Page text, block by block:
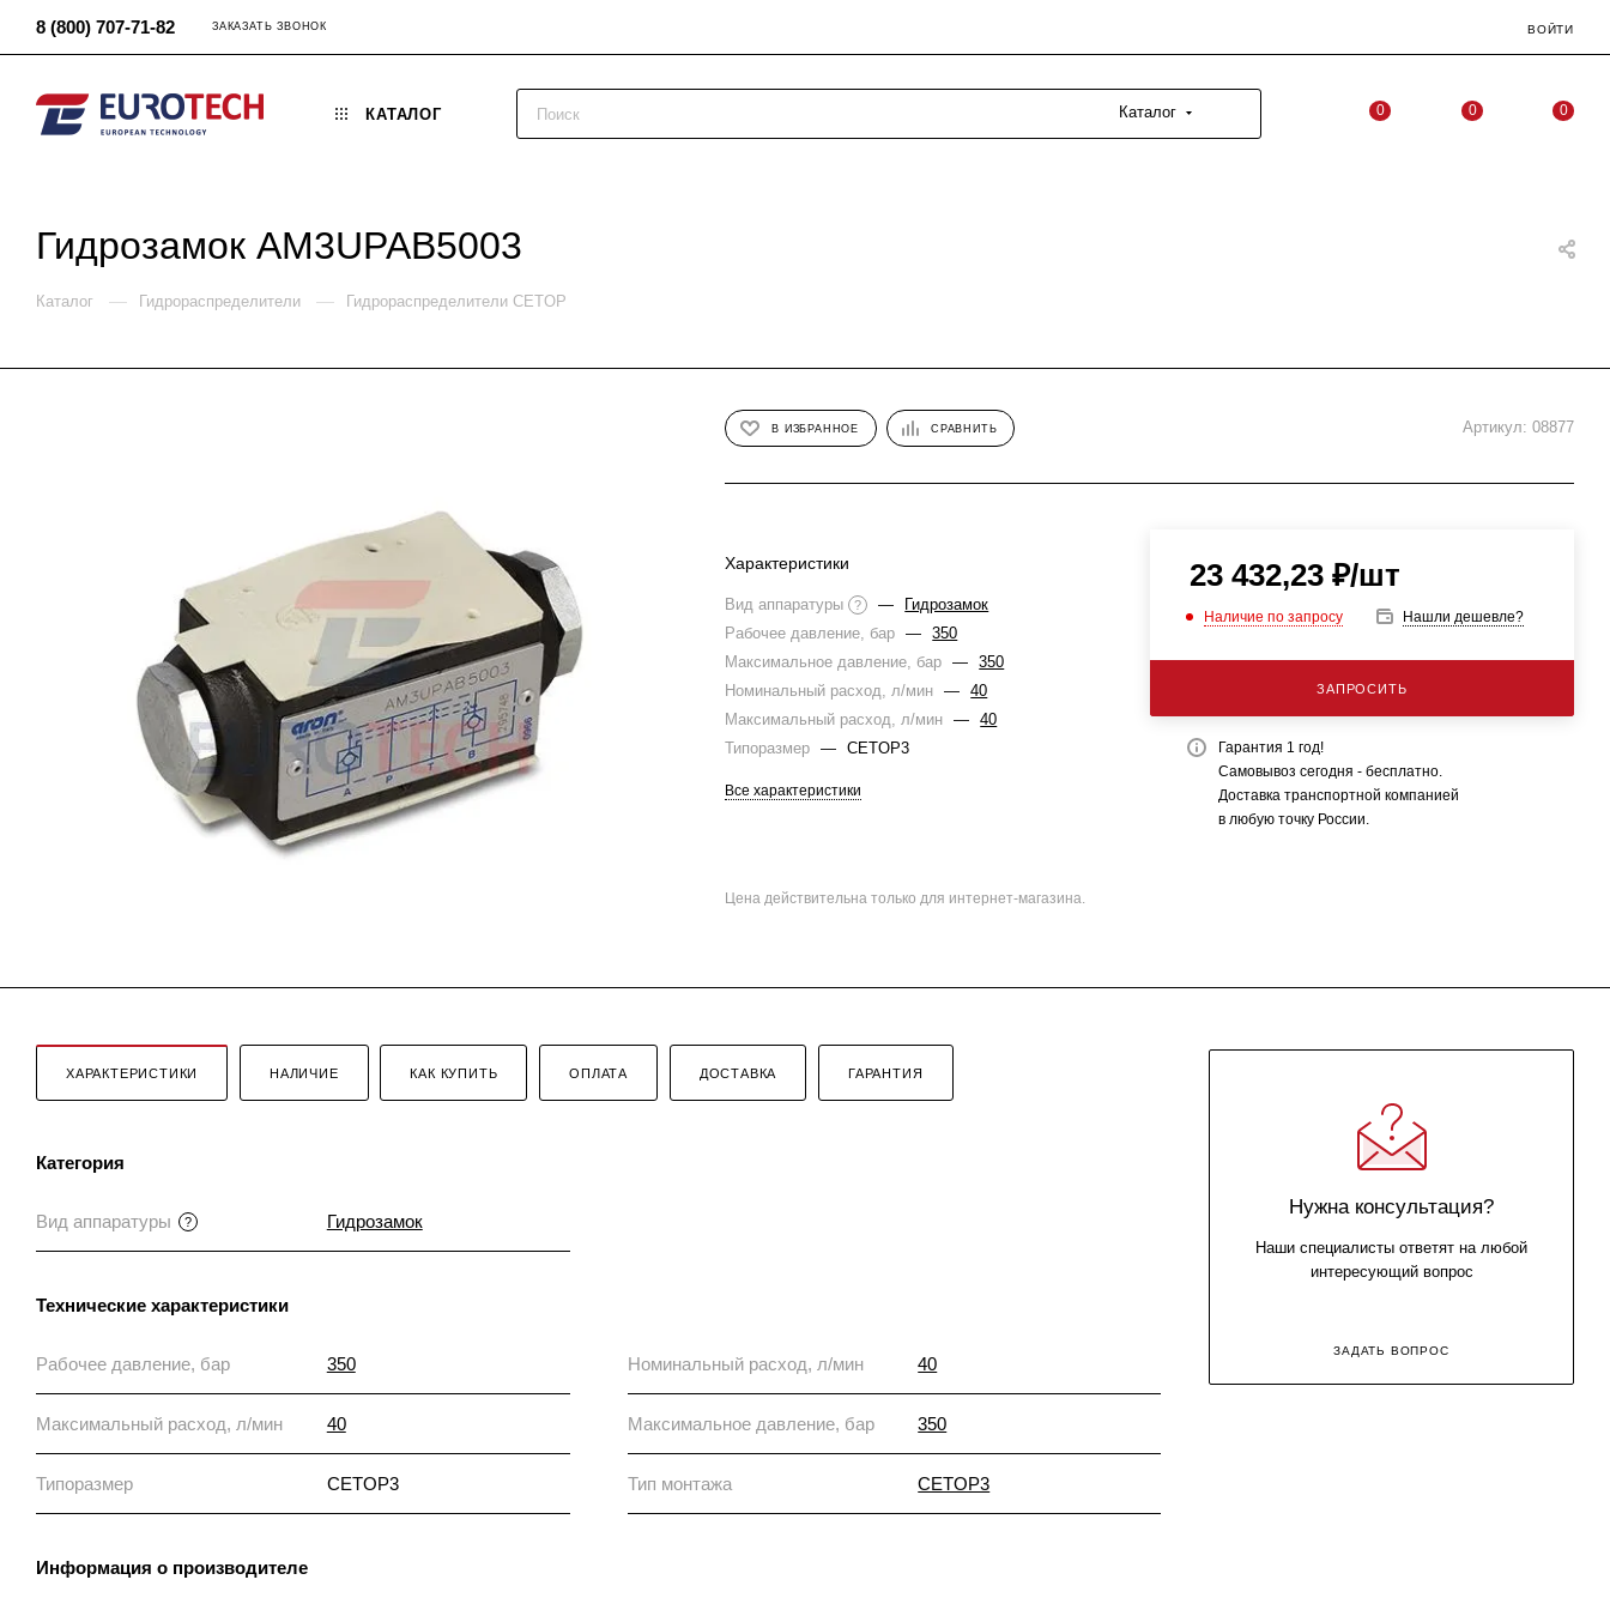
8 (800) 707-71-82 ЗАКАЗАТЬ ЗВОНОК ВОЙТИ
КАТАЛОГ Каталог 0 0 0
Гидрозамок AM3UPAB5003
Каталог — Гидрораспределители — Гидрораспределители CETOP
В ИЗБРАННОЕ СРАВНИТЬ Артикул: 08877
Характеристики
Вид аппаратуры ? —
Гидрозамок
Рабочее давление, бар
—
350
Максимальное давление, бар
—
350
Номинальный расход, л/мин
—
40
Максимальный расход, л/мин
—
40
Типоразмер
— CETOP3
Все характеристики
23 432,23₽/шт
Наличие по запросу Нашли дешевле?
ЗАПРОСИТЬ
Гарантия 1 год!
Самовывоз сегодня - бесплатно.
Доставка транспортной компанией
в любую точку России.
Цена действительна только для интернет-магазина.
ХАРАКТЕРИСТИКИ НАЛИЧИЕ КАК КУПИТЬ ОПЛАТА ДОСТАВКА ГАРАНТИЯ
Категория
Вид аппаратуры ? Гидрозамок
Технические характеристики
Рабочее давление, бар 350 Номинальный расход, л/мин 40
Максимальный расход, л/мин 40 Максимальное давление, бар 350
Типоразмер CETOP3 Тип монтажа CETOP3
Информация о производителе
Нужна консультация?
Наши специалисты ответят на любой
интересующий вопрос
ЗАДАТЬ ВОПРОС